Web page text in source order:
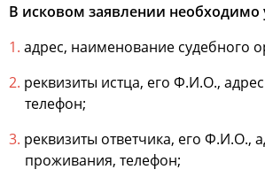
В исковом заявлении необходимо
адрес, наименование судебного
реквизиты истца, его Ф.И.О.,
телефон;
реквизиты ответчика, его Ф.И.О.,
проживания, телефон;